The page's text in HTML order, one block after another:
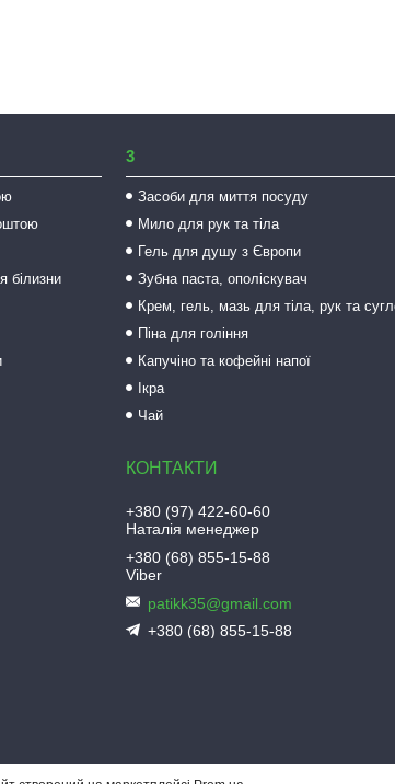
білизни
3
Засоби для миття посуду
Мило для рук та тіла
Гель для душу з Європи
Зубна паста, ополіскувач
Крем, гель, мазь для тіла, рук та
Піна для гоління
Капучіно та кофейні напої
Ікра
Чай
+380 (97) 422-60-60
Наталія менеджер
+380 (68) 855-15-88
Viber
patikk35@gmail.com
+380 (68) 855-15-88